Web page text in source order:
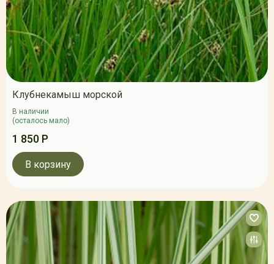
Клубнекамыш морской
В наличии
(осталось мало)
1 850 Р
В корзину